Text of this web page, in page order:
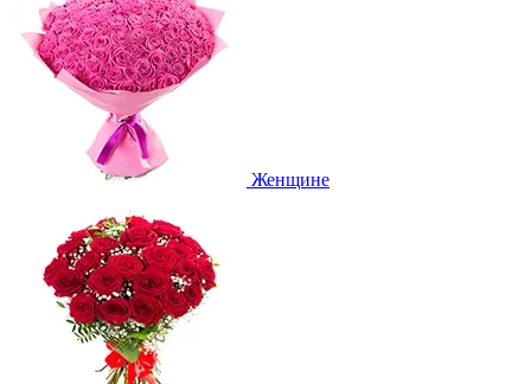
Женщине